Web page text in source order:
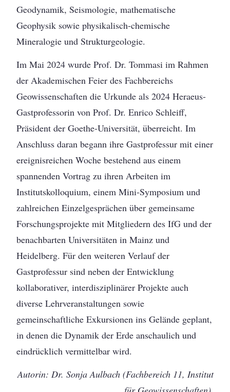
Geodynamik, Seismologie, mathematische
Geophysik sowie physikalisch-chemische
Mineralogie und Strukturgeologie.
Im Mai 2024 wurde Prof. Dr. Tommasi im Rahmen
der Akademischen Feier des Fachbereichs
Geowissenschaften die Urkunde als 2024 Heraeus-
Gastprofessorin von Prof. Dr. Enrico Schleiff,
Präsident der Goethe-Universität, überreicht. Im
Anschluss daran begann ihre Gastprofessur mit einer
ereignisreichen Woche bestehend aus einem
spannenden Vortrag zu ihren Arbeiten im
Institutskolloquium, einem Mini-Symposium und
zahlreichen Einzelgesprächen über gemeinsame
Forschungsprojekte mit Mitgliedern des IfG und der
benachbarten Universitäten in Mainz und
Heidelberg. Für den weiteren Verlauf der
Gastprofessur sind neben der Entwicklung
kollaborativer, interdisziplinärer Projekte auch
diverse Lehrveranstaltungen sowie
gemeinschaftliche Exkursionen ins Gelände geplant,
in denen die Dynamik der Erde anschaulich und
eindrücklich vermittelbar wird.
Autorin: Dr. Sonja Aulbach (Fachbereich 11, Institut